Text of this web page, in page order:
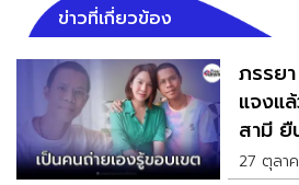
ข่าวที่เกี่ยวข้อง
ภรรย
แจงแ
สามี
27 ตุลา